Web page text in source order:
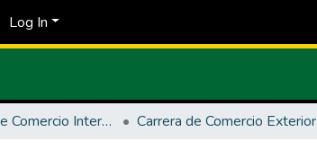
Log In
Facultad de Comercio Internacional, Integración, Administración y Economía Empresarial Carrera de Comercio Exterior